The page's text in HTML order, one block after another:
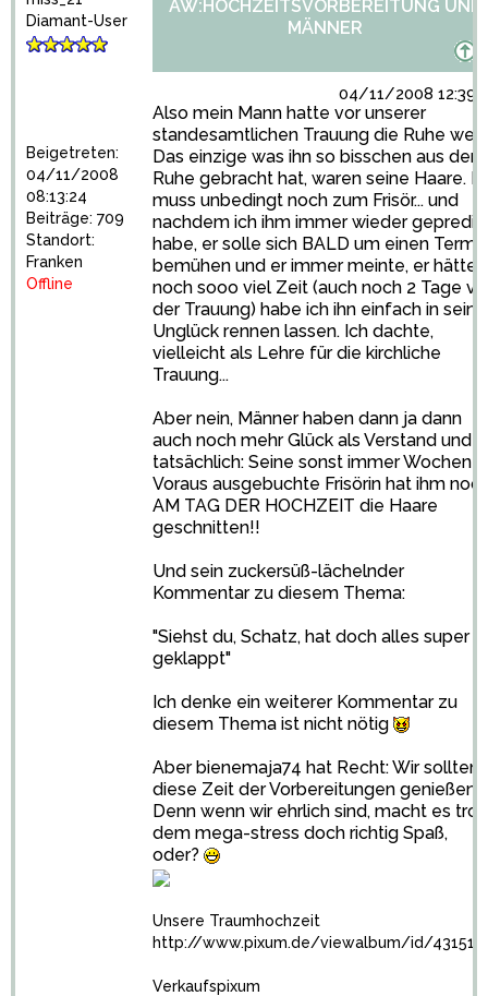
Diamant-User
Beigetreten:
04/11/2008
08:13:24
Beiträge: 709
Standort:
Franken
Offline
AW:HOCHZEITSVORBEREITUNG UND
MÄNNER
04/11/2008
Also mein Mann hatte vor unserer
standesamtlichen Trauung die Ruhe weg.
Das einzige was ihn so bisschen aus der
Ruhe gebracht hat, waren seine Haare. Er
muss unbedingt noch zum Frisör... und
nachdem ich ihm immer wieder
habe, er solle sich BALD um einen Termin
bemühen und er immer meinte, er hätte
noch sooo viel Zeit (auch noch 2 Tage
der Trauung) habe ich ihn einfach in sein
Unglück rennen lassen. Ich dachte,
vielleicht als Lehre für die kirchliche
Trauung...
Aber nein, Männer haben dann ja dann
auch noch mehr Glück als Verstand und
tatsächlich: Seine sonst immer Wochen
Voraus ausgebuchte Frisörin hat ihm
AM TAG DER HOCHZEIT die Haare
geschnitten!!
Und sein zuckersüß-lächelnder
Kommentar zu diesem Thema:
"Siehst du, Schatz, hat doch alles super
geklappt"
Ich denke ein weiterer Kommentar zu
diesem Thema ist nicht nötig
Aber bienemaja74 hat Recht: Wir sollten
diese Zeit der Vorbereitungen genießen.
Denn wenn wir ehrlich sind, macht es
dem mega-stress doch richtig Spaß,
oder?
Unsere Traumhochzeit
http://www.pixum.de/viewalbum/id/
Verkaufspixum